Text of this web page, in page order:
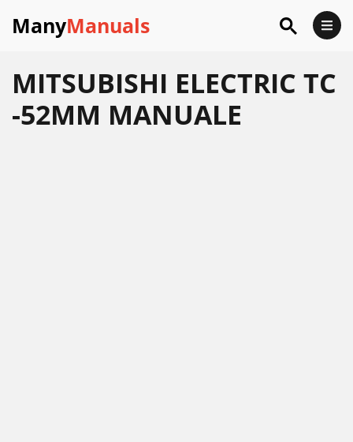
ManyManuals
MITSUBISHI ELECTRIC TC
-52MM MANUALE